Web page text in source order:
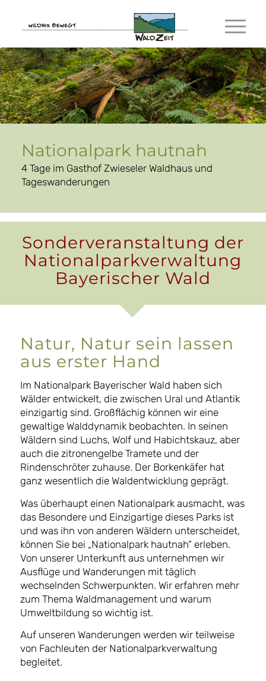
Nationalpark hautnah
4 Tage im Gasthof Zwieseler Waldhaus und
Tageswanderungen
Sonderveranstaltung der
Nationalparkverwaltung
Bayerischer Wald
Natur, Natur sein lassen
aus erster Hand
Im Nationalpark Bayerischer Wald haben sich
Wälder entwickelt, die zwischen Ural und Atlantik
einzigartig sind. Großflächig können wir eine
gewaltige Walddynamik beobachten. In seinen
Wäldern sind Luchs, Wolf und Habichtskauz, aber
auch die zitronengelbe Tramete und der
Rindenschröter zuhause. Der Borkenkäfer hat
ganz wesentlich die Waldentwicklung geprägt.
Was überhaupt einen Nationalpark ausmacht, was
das Besondere und Einzigartige dieses Parks ist
und was ihn von anderen Wäldern unterscheidet,
können Sie bei „Nationalpark hautnah“ erleben.
Von unserer Unterkunft aus unternehmen wir
Ausflüge und Wanderungen mit täglich
wechselnden Schwerpunkten. Wir erfahren mehr
zum Thema Waldmanagement und warum
Umweltbildung so wichtig ist.
Auf unseren Wanderungen werden wir teilweise
von Fachleuten der Nationalparkverwaltung
begleitet.